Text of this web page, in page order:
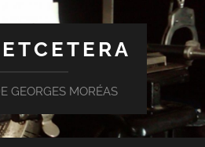
GEORGES MORÉAS